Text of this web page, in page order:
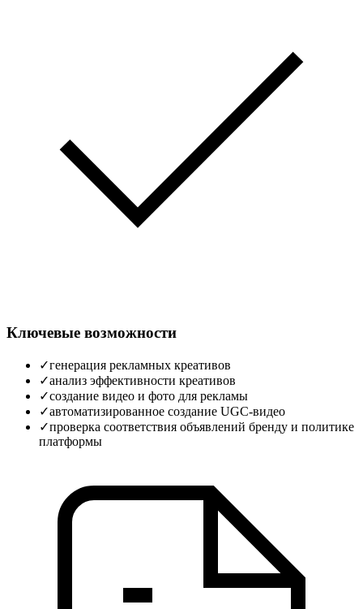
Ключевые возможности
✓генерация рекламных креативов
✓анализ эффективности креативов
✓создание видео и фото для рекламы
✓автоматизированное создание UGC‑видео
✓проверка соответствия объявлений бренду и политике
платформы